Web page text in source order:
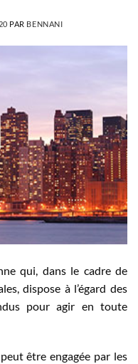
PAR BENNANI
qui, dans le cadre de
dispose à l’égard des
pour agir en toute
être engagée par les